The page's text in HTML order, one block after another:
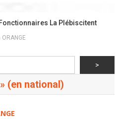
La Plébiscitent
>
(en national)